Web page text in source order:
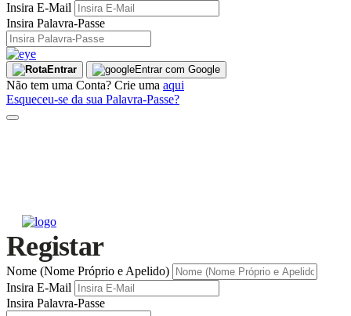
Insira E-Mail
Insira Palavra-Passe
Entrar Entrar com Google
Não tem uma Conta? Crie uma aqui
Esqueceu-se da sua Palavra-Passe?
Registar
Nome (Nome Próprio e Apelido)
Insira E-Mail
Insira Palavra-Passe